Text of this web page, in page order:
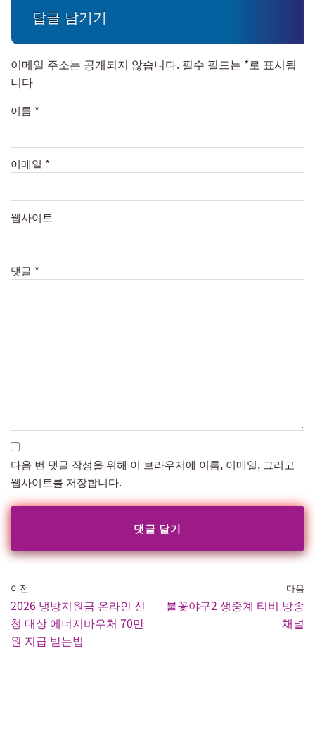
답글 남기기
이메일 주소는 공개되지 않습니다. 필수 필드는 *로 표시됩
니다
이름 *
이메일 *
웹사이트
댓글 *
다음 번 댓글 작성을 위해 이 브라우저에 이름, 이메일, 그리고
웹사이트를 저장합니다.
이전
2026 냉방지원금 온라인 신
청 대상 에너지바우처 70만
원 지급 받는법
다음
불꽃야구2 생중계 티비 방송
채널